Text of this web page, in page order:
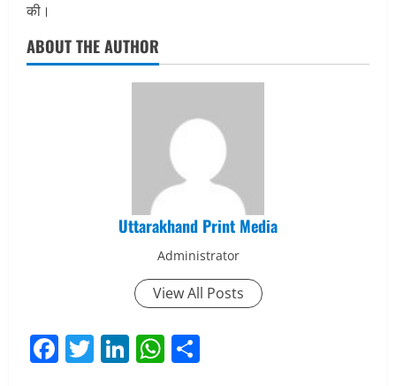
की।
ABOUT THE AUTHOR
Uttarakhand Print Media
Administrator
View All Posts
Facebook
Twitter
LinkedIn
WhatsApp